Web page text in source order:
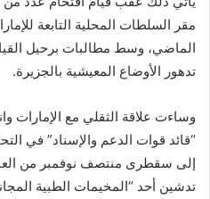
مقر السلطات المحلية التابعة
الماضي، وسط مطالبات برحيل
تدهور الأوضاع المعيشية بالجزيرة.
وساءت علاقة الثقلي مع الإمارات
“قائد قوات الدعم والإسناد” في
إلى سقطرى منتصف نوفمبر من
تدشين أحد “المخيمات الطبية